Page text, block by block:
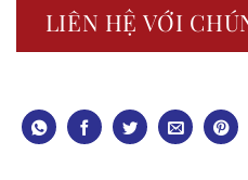
LIÊN HỆ VỚI